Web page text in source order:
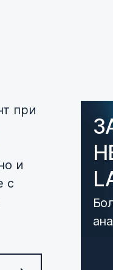
при
и
с